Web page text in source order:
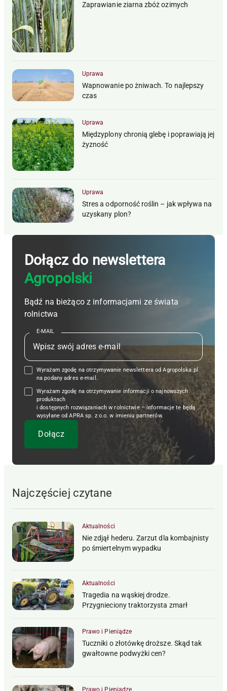
Zaprawianie ziarna zbóż ozimych
Uprawa
Wapnowanie po żniwach. To najlepszy
czas
Uprawa
Międzyplony chronią glebę i poprawiają jej
żyzność
Uprawa
Stres a odporność roślin – jak wpływa na
uzyskany plon?
Dołącz do newslettera
Agropolski
Bądź na bieżąco z informacjami ze świata
rolnictwa
E-MAIL
Wyrażam zgodę na otrzymywanie newslettera od Agropolska.pl
na podany adres e-mail.
Wyrażam zgodę na otrzymywanie informacji o najnowszych
produktach
i dostępnych rozwiązaniach w rolnictwie – informacje te będą
wysyłane od APRA sp. z o.o. w imieniu partnerów.
Najczęściej czytane
Aktualności
Nie zdjął hederu. Zarzut dla kombajnisty
po śmiertelnym wypadku
Aktualności
Tragedia na wąskiej drodze.
Przygnieciony traktorzysta zmarł
Prawo i Pieniądze
Tuczniki o złotówkę droższe. Skąd tak
gwałtowne podwyżki cen?
Prawo i Pieniądze